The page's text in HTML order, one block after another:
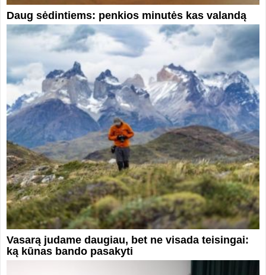
Daug sėdintiems: penkios minutės kas valandą
Vasarą judame daugiau, bet ne visada teisingai:
ką kūnas bando pasakyti